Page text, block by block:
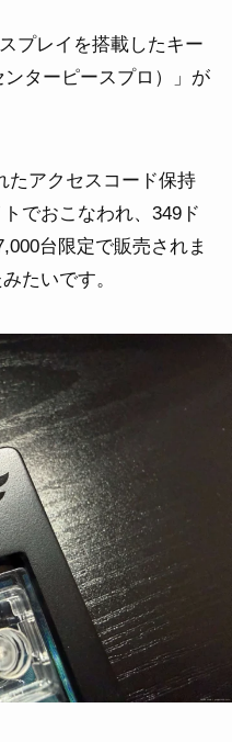
プレイを搭載したキー
ターピースプロ）」が
たアクセスコード保持
でおこなわれ、349ド
台限定で販売されま
たいです。